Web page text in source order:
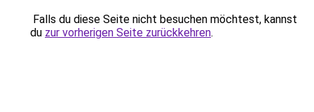
Falls du diese Seite nicht besuchen möchtest, kannst
du zur vorherigen Seite zurückkehren.